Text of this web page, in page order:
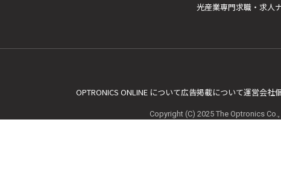
光産業専門求職・求人
OPTRONICS ONLINE について広告掲載について運営会社
Copyright (C) 2025 The Optronics